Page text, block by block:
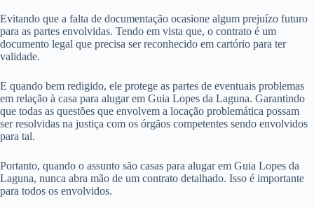
Evitando que a falta de documentação ocasione algum prejuízo futuro
para as partes envolvidas. Tendo em vista que, o contrato é um
documento legal que precisa ser reconhecido em cartório para ter
validade.
E quando bem redigido, ele protege as partes de eventuais problemas
em relação à casa para alugar em Guia Lopes da Laguna. Garantindo
que todas as questões que envolvem a locação problemática possam
ser resolvidas na justiça com os órgãos competentes sendo envolvidos
para tal.
Portanto, quando o assunto são casas para alugar em Guia Lopes da
Laguna, nunca abra mão de um contrato detalhado. Isso é importante
para todos os envolvidos.